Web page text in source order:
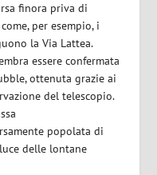
finora priva di
per esempio, i
la Via Lattea.
essere confermata
ottenuta grazie ai
del telescopio.
popolata di
delle lontane